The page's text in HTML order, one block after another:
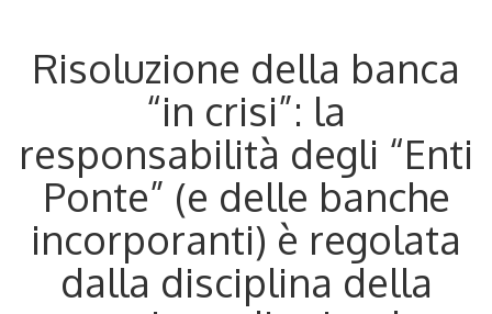
Risoluzione della banca
“in crisi”: la
responsabilità degli “Enti
Ponte” (e delle banche
incorporanti) è regolata
dalla disciplina della